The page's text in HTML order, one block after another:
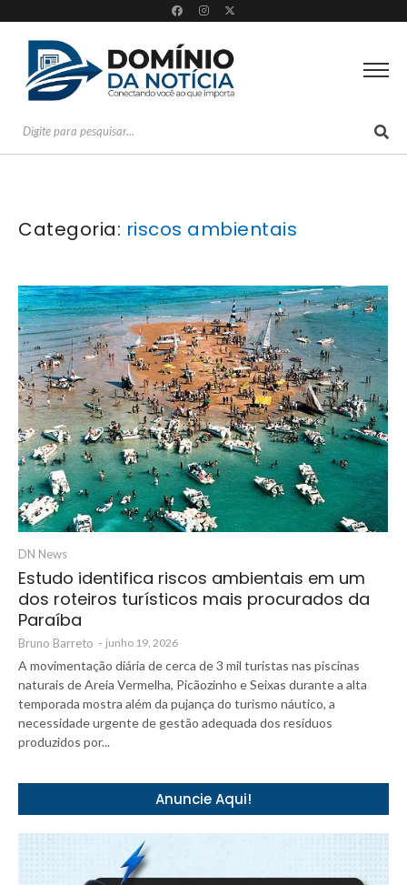
Categoria: riscos ambientais
DN News
Estudo identifica riscos ambientais em um
dos roteiros turísticos mais procurados da
Paraíba
Bruno Barreto - junho 19, 2026
A movimentação diária de cerca de 3 mil turistas nas piscinas
naturais de Areia Vermelha, Picãozinho e Seixas durante a alta
temporada mostra além da pujança do turismo náutico, a
necessidade urgente de gestão adequada dos resíduos
produzidos por...
Anuncie Aqui!